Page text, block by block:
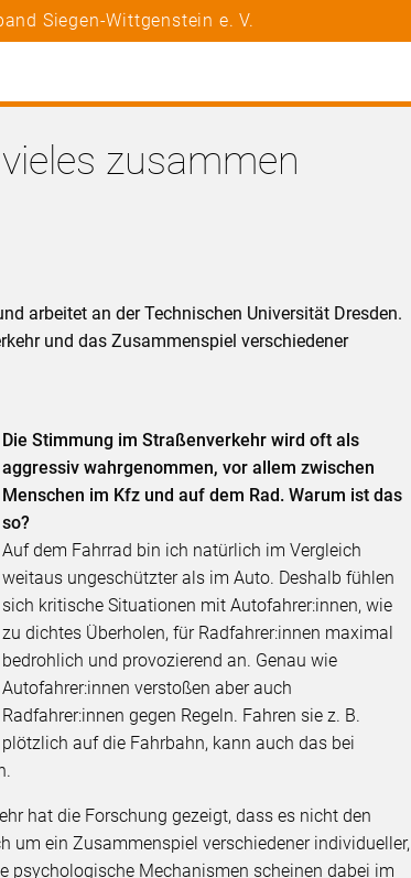
Siegen-Wittgenstein e. V.
zusammen
arbeitet an der Technischen Universität Dresden.
und das Zusammenspiel verschiedener
Die Stimmung im Straßenverkehr wird oft als
aggressiv wahrgenommen, vor allem zwischen
Menschen im Kfz und auf dem Rad. Warum ist das
so?
Auf dem Fahrrad bin ich natürlich im Vergleich
weitaus ungeschützter als im Auto. Deshalb fühlen
sich kritische Situationen mit Autofahrer:innen, wie
zu dichtes Überholen, für Radfahrer:innen maximal
bedrohlich und provozierend an. Genau wie
Autofahrer:innen verstoßen aber auch
Radfahrer:innen gegen Regeln. Fahren sie z. B.
plötzlich auf die Fahrbahn, kann auch das bei
hat die Forschung gezeigt, dass es nicht den
um ein Zusammenspiel verschiedener individueller,
psychologische Mechanismen scheinen dabei im